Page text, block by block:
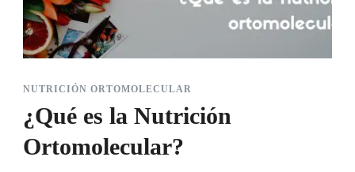
NUTRICIÓN ORTOMOLECULAR
¿Qué es la Nutrición
Ortomolecular?